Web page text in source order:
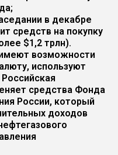
в декабре
средств на покупку
$1,2 трлн).
возможности
используют
средства Фонда
России, который
доходов